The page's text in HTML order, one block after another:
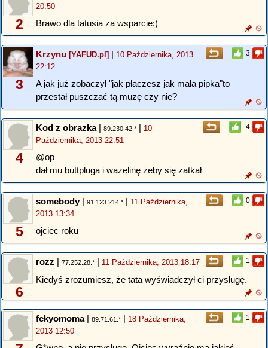
2
20:50
Brawo dla tatusia za wsparcie:)
3
3
Krzynu [YAFUD.pl] | 10 Października, 2013
22:12
A jak już zobaczył "jak płaczesz jak mała pipka"to
przestał puszczać tą muzę czy nie?
-4
4
Kod z obrazka| 89.230.42.* | 10
Października, 2013 22:51
@op
dał mu buttpluga i wazelinę żeby się zatkał
0
5
somebody| 91.123.214.* | 11 Października,
2013 13:34
ojciec roku
1
6
rozz | 77.252.28.* | 11 Października, 2013 18:17
Kiedyś zrozumiesz, że tata wyświadczył ci przysługę.
1
fckyomoma| 89.71.61.* | 18 Października,
2013 12:50